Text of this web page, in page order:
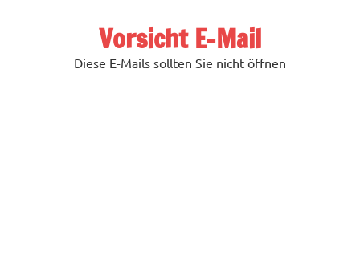
Vorsicht E-Mail
Diese E-Mails sollten Sie nicht öffnen